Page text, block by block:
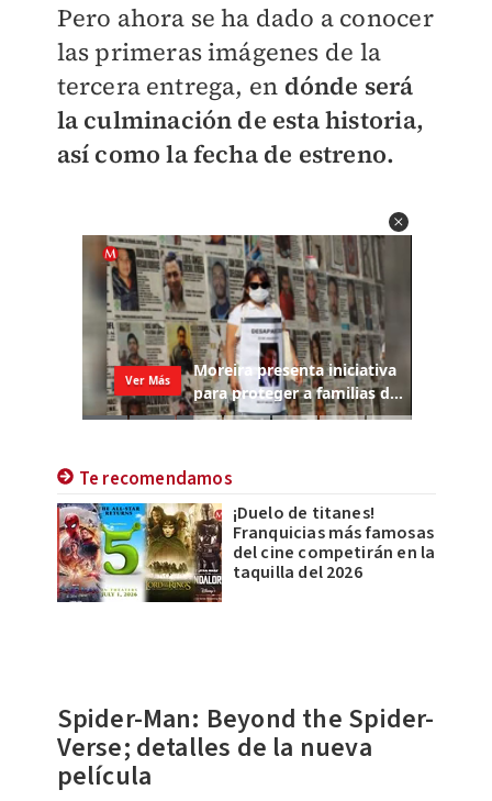
Pero ahora se ha dado a conocer
las primeras imágenes de la
tercera entrega, en dónde será
la culminación de esta historia,
así como la fecha de estreno.
Te recomendamos
¡Duelo de titanes!
Franquicias más famosas
del cine competirán en la
taquilla del 2026
Spider-Man: Beyond the Spider-
Verse; detalles de la nueva
película